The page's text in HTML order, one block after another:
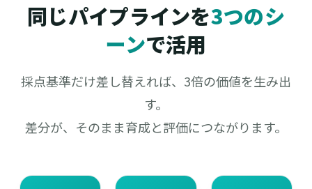
同じパイプラインを3つのシ
ーンで活用
採点基準だけ差し替えれば、3倍の価値を生み出
す。
差分が、そのまま育成と評価につながります。